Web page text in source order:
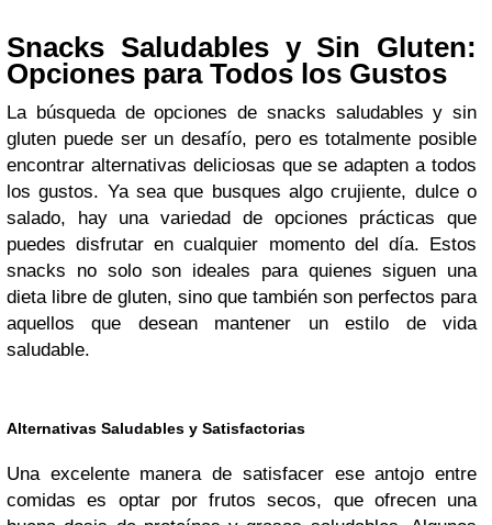
Snacks Saludables y Sin Gluten:
Opciones para Todos los Gustos
La búsqueda de opciones de snacks saludables y sin
gluten puede ser un desafío, pero es totalmente posible
encontrar alternativas deliciosas que se adapten a todos
los gustos. Ya sea que busques algo crujiente, dulce o
salado, hay una variedad de opciones prácticas que
puedes disfrutar en cualquier momento del día. Estos
snacks no solo son ideales para quienes siguen una
dieta libre de gluten, sino que también son perfectos para
aquellos que desean mantener un estilo de vida
saludable.
Alternativas Saludables y Satisfactorias
Una excelente manera de satisfacer ese antojo entre
comidas es optar por frutos secos, que ofrecen una